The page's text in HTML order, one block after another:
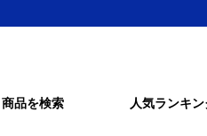
商品を検索 人気ランキン